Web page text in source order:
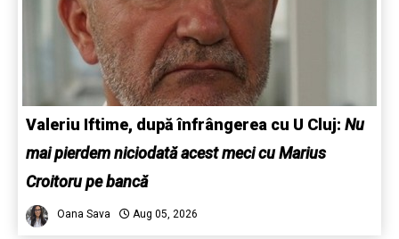
Valeriu Iftime, după înfrângerea cu U Cluj: Nu
mai pierdem niciodată acest meci cu Marius
Croitoru pe bancă
Oana Sava Aug 05, 2026